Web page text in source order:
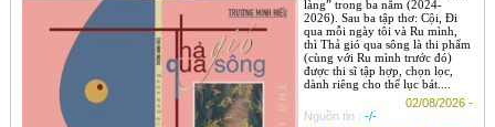
làng” trong ba năm (2024-
2026). Sau ba tập thơ: Cội, Đi
qua mỗi ngày tôi và Ru mình,
thì Thả gió qua sông là thi phẩm
(cùng với Ru mình trước đó)
được thi sĩ tập hợp, chọn lọc,
dành riêng cho thể lục bát....
02/08/2026 -
Nguồn tin : -/-